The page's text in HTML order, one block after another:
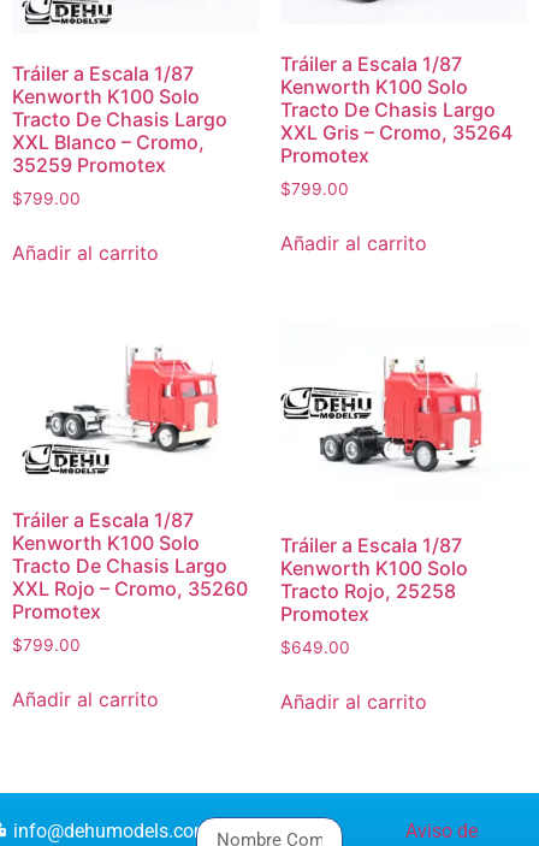
Tráiler a Escala 1/87
Kenworth K100 Solo
Tracto De Chasis Largo
XXL Blanco – Cromo,
35259 Promotex
$799.00
Añadir al carrito
Tráiler a Escala 1/87
Kenworth K100 Solo
Tracto De Chasis Largo
XXL Gris – Cromo, 35264
Promotex
$799.00
Añadir al carrito
Tráiler a Escala 1/87
Kenworth K100 Solo
Tracto De Chasis Largo
XXL Rojo – Cromo, 35260
Promotex
$799.00
Añadir al carrito
Tráiler a Escala 1/87
Kenworth K100 Solo
Tracto Rojo, 25258
Promotex
$649.00
Añadir al carrito
info@dehumodels.com
Aviso de